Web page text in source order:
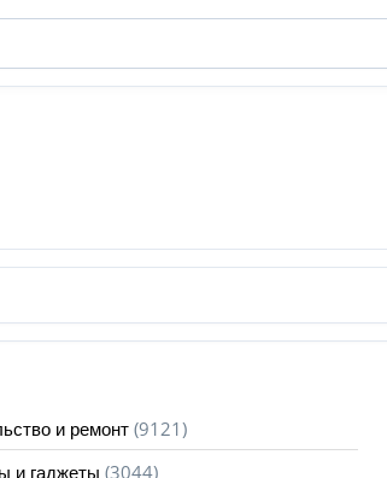
и ремонт (9121)
и гаджеты (3044)